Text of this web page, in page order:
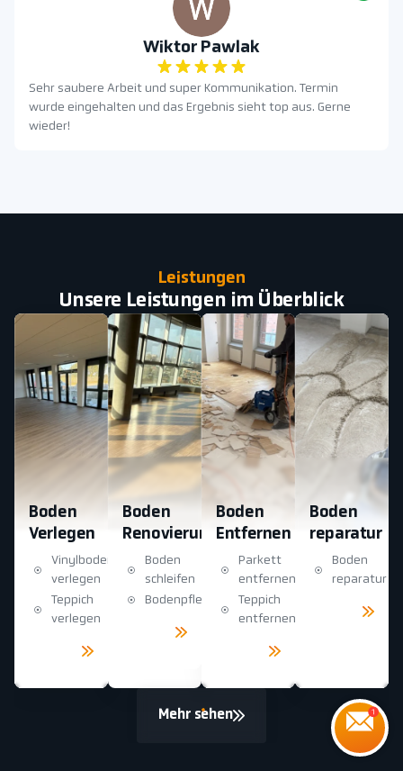
Wiktor Pawlak
Sehr saubere Arbeit und super Kommunikation. Termin
wurde eingehalten und das Ergebnis sieht top aus. Gerne
wieder!
Leistungen
Unsere Leistungen im Überblick
Boden
Verlegen
Vinylboden
verlegen
Teppich
verlegen
Boden
Renovierung
Boden
schleifen
Bodenpflege
Boden
Entfernen
Parkett
entfernen
Teppich
entfernen
Boden
reparatur
Boden
reparatur
Mehr sehen